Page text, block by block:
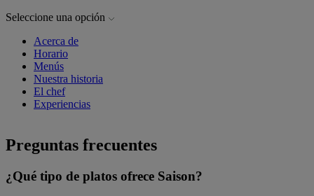
Seleccione una opción
Acerca de
Horario
Menús
Nuestra historia
El chef
Experiencias
Preguntas frecuentes
¿Qué tipo de platos ofrece Saison?